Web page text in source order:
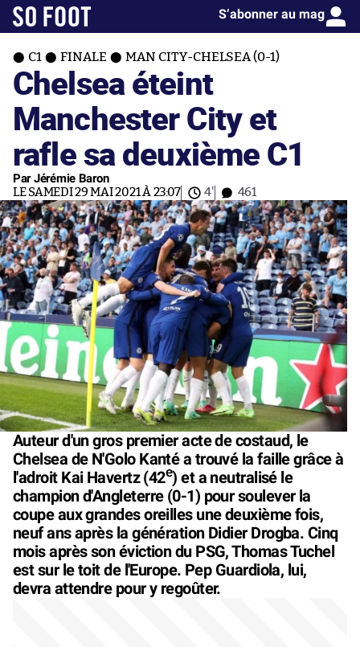
S’abonner au mag
C1 FINALE MAN CITY-CHELSEA (0-1)
Chelsea éteint
Manchester City et
rafle sa deuxième C1
Par Jérémie Baron
LE SAMEDI 29 MAI 2021 À 23:07 4' 461
Auteur d'un gros premier acte de costaud, le
Chelsea de N'Golo Kanté a trouvé la faille grâce à
l'adroit Kai Havertz (42e) et a neutralisé le
champion d'Angleterre (0-1) pour soulever la
coupe aux grandes oreilles une deuxième fois,
neuf ans après la génération Didier Drogba. Cinq
mois après son éviction du PSG, Thomas Tuchel
est sur le toit de l'Europe. Pep Guardiola, lui,
devra attendre pour y regoûter.